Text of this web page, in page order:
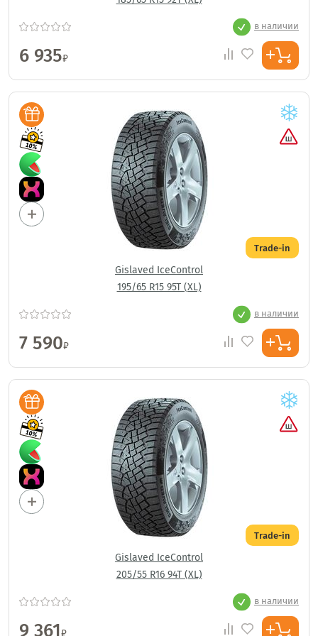
в наличии
6 935₽
Trade-in
Gislaved IceControl
195/65 R15 95T (XL)
в наличии
7 590₽
Trade-in
Gislaved IceControl
205/55 R16 94T (XL)
в наличии
9 361₽